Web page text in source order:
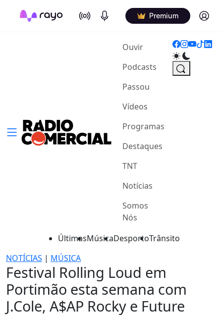
On Air Podcasts Premium Log in
Ouvir(current)
Podcasts
Passou
Vídeos
Programas
Destaques
TNT
Notícias
Somos
Nós
ÚltimasMúsicaDesportoTrânsito
NOTÍCIAS | MÚSICA
Festival Rolling Loud em
Portimão esta semana com
J.Cole, A$AP Rocky e Future